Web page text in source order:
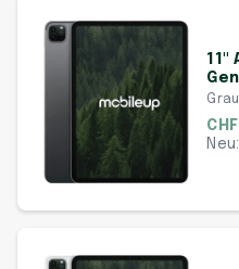
11"
Grau